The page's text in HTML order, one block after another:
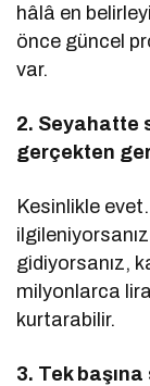
hâlâ en
önce güncel
var.
2. Seyahatte
gerçekten
Kesinlikle
gidiyorsanız,
milyonlarca
kurtarabilir.
3. Tek